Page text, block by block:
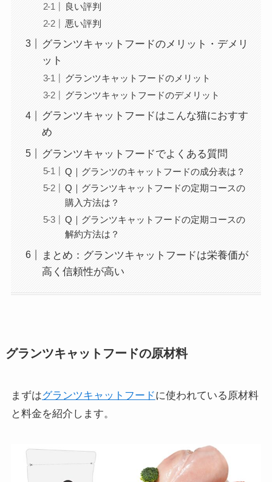
良い評判
悪い評判
グランツキャットフードのメリット・デメリ
ット
グランツキャットフードのメリット
グランツキャットフードのデメリット
グランツキャットフードはこんな猫におすす
め
グランツキャットフードでよくある質問
Q｜グランツのキャットフードの成分表は？
Q｜グランツキャットフードの定期コースの
購入方法は？
Q｜グランツキャットフードの定期コースの
解約方法は？
まとめ：グランツキャットフードは栄養価が
高く信頼性が高い
グランツキャットフードの原材料
まずはグランツキャットフードに使われている原材料
と料金を紹介します。